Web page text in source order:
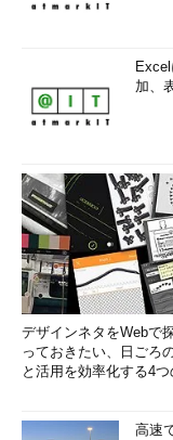
加、
デザインネタをWebで
っておきたい、日ごろ
と活用を効率化する4
高速